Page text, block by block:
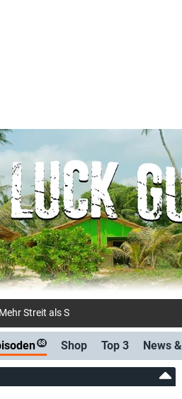
Streit als Sand am Meer (Joyn)
68 Shop Top 3 News &